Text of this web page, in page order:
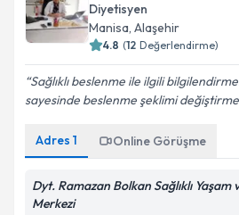
Diyetisyen
Manisa, Alaşehir
4.8 (12 Değerlendirme)
Sağlıklı beslenme ile ilgili
sayesinde beslenme şeklimi
Adres 1 Online Görüşme
Dyt. Ramazan Bolkan Sağlıklı Yaşam
Merkezi